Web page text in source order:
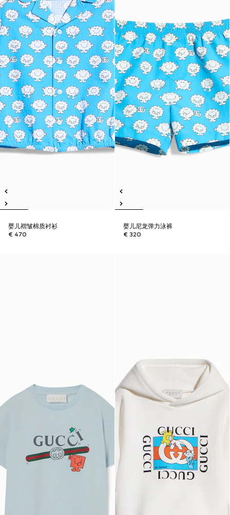
婴儿褶皱棉质衬衫
€ 470
婴儿尼龙弹力泳裤
€ 320